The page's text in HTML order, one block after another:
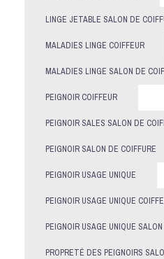
LINGE JETABLE SALON DE
MALADIES LINGE COIFFEUR
MALADIES LINGE SALON DE
PEIGNOIR COIFFEUR
PEIGNOIR SALES SALON DE
PEIGNOIR SALON DE COIFFURE
PEIGNOIR USAGE UNIQUE
PEIGNOIR USAGE UNIQUE
PEIGNOIR USAGE UNIQUE
PROPRETÉ DES PEIGNOIRS